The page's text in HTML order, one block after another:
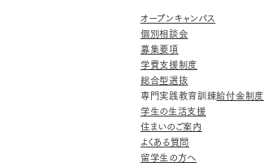
オープンキャンパス
個別相談会
募集要項
学費支援制度
総合型選抜
専門実践教育訓練給付金制度
学生の生活支援
住まいのご案内
よくある質問
留学生の方へ